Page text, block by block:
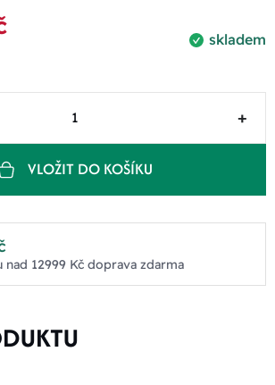
skladem
+
VLOŽIT DO KOŠÍKU
nad 12999 Kč doprava zdarma